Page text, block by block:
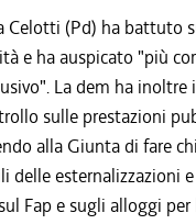
Celotti (Pd) ha battuto
e ha auspicato "più
La dem ha inoltre
sulle prestazioni
alla Giunta di fare
delle esternalizzazioni
Fap e sugli alloggi per